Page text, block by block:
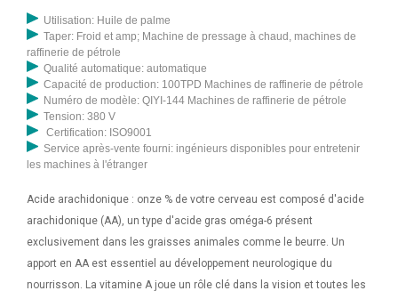
soja, l'huile de colza, l'huile de graines de citrouille, l'huile de noix,
l'huile de sésame utilisée dans l'industrie alimentaire électronique,
l'agriculture, les cosmétiques et l'industrie des soins personnels.
Huile de noix (presse à froid) Prix FOB : 4,56 ~ 8,45 / Litre (négociable)
Obtenez le dernier prix Commande minimum : 200 kilogrammes
Capacité d'approvisionnement : 5 tonnes métriques / mois Conditions
de paiement : L/C, D/A, D/P, PayPal Business Type : Fabrication
Nombre d'employés : 51-100 Volume des ventes annuelles : 25 - 50
Utilisation: Huile de palme
Taper: Froid et amp; Machine de pressage à chaud, machines de
raffinerie de pétrole
Qualité automatique: automatique
Capacité de production: 100TPD Machines de raffinerie de pétrole
Numéro de modèle: QIYI-144 Machines de raffinerie de pétrole
Tension: 380 V
Certification: ISO9001
Service après-vente fourni: ingénieurs disponibles pour entretenir
les machines à l'étranger
Acide arachidonique : onze % de votre cerveau est composé d'acide
arachidonique (AA), un type d'acide gras oméga-6 présent
exclusivement dans les graisses animales comme le beurre. Un
apport en AA est essentiel au développement neurologique du
nourrisson. La vitamine A joue un rôle clé dans la vision et toutes les